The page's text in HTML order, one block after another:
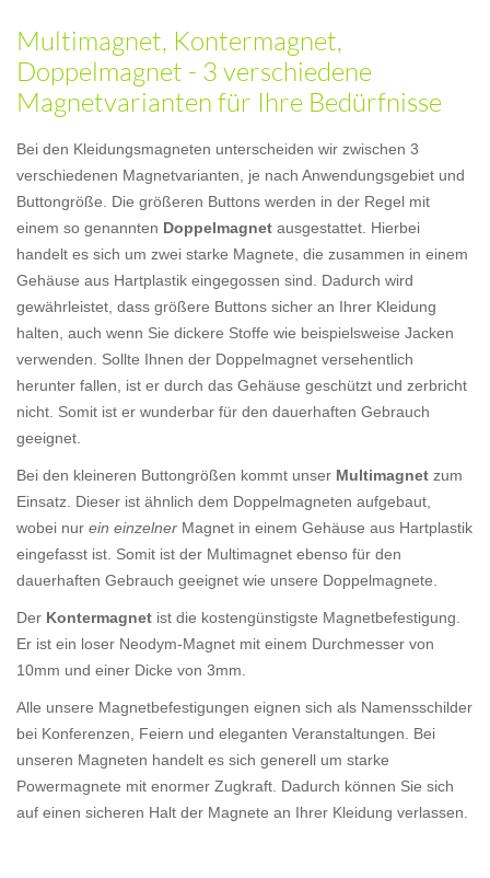
Multimagnet, Kontermagnet,
Doppelmagnet - 3 verschiedene
Magnetvarianten für Ihre Bedürfnisse
Bei den Kleidungsmagneten unterscheiden wir zwischen 3
verschiedenen Magnetvarianten, je nach Anwendungsgebiet und
Buttongröße. Die größeren Buttons werden in der Regel mit
einem so genannten Doppelmagnet ausgestattet. Hierbei
handelt es sich um zwei starke Magnete, die zusammen in einem
Gehäuse aus Hartplastik eingegossen sind. Dadurch wird
gewährleistet, dass größere Buttons sicher an Ihrer Kleidung
halten, auch wenn Sie dickere Stoffe wie beispielsweise Jacken
verwenden. Sollte Ihnen der Doppelmagnet versehentlich
herunter fallen, ist er durch das Gehäuse geschützt und zerbricht
nicht. Somit ist er wunderbar für den dauerhaften Gebrauch
geeignet.
Bei den kleineren Buttongrößen kommt unser Multimagnet zum
Einsatz. Dieser ist ähnlich dem Doppelmagneten aufgebaut,
wobei nur ein einzelner Magnet in einem Gehäuse aus Hartplastik
eingefasst ist. Somit ist der Multimagnet ebenso für den
dauerhaften Gebrauch geeignet wie unsere Doppelmagnete.
Der Kontermagnet ist die kostengünstigste Magnetbefestigung.
Er ist ein loser Neodym-Magnet mit einem Durchmesser von
10mm und einer Dicke von 3mm.
Alle unsere Magnetbefestigungen eignen sich als Namensschilder
bei Konferenzen, Feiern und eleganten Veranstaltungen. Bei
unseren Magneten handelt es sich generell um starke
Powermagnete mit enormer Zugkraft. Dadurch können Sie sich
auf einen sicheren Halt der Magnete an Ihrer Kleidung verlassen.